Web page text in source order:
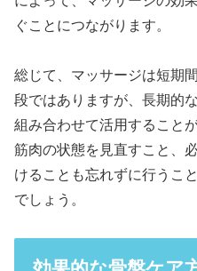
ぐことにつながります。
総じて、マッサージは短期
段ではありますが、長期的
組み合わせて活用すること
筋肉の状態を見直すこと、
けることも忘れずに行うこ
でしょう。